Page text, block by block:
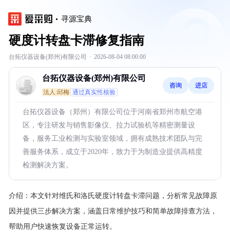
寻源宝典
硬度计转盘卡滞修复指南
台拓仪器设备(郑州)有限公司 · 2026-08-04 08:00:00
台拓仪器设备(郑州)有限公司
法人:邱梅 通过真实性核验
咨询 进店
台拓仪器设备（郑州）有限公司位于河南省郑州市航空港
区，专注研发与销售影像仪、拉力试验机等精密测量设
备，服务工业检测与实验室领域，拥有成熟技术团队与完
善服务体系，成立于2020年，致力于为制造业提供高精度
检测解决方案。
介绍： 本文针对维氏和洛氏硬度计转盘卡滞问题，分析常见故障原
因并提供三步解决方案，涵盖日常维护技巧和简单故障排查方法，
帮助用户快速恢复设备正常运转。